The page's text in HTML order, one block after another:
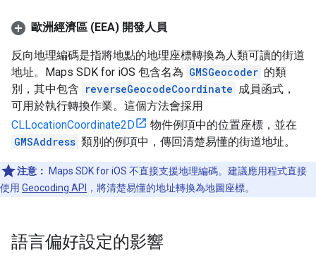
歐洲經濟區 (EEA) 開發人員
反向地理編碼是指將地點的地理座標轉換為人類可讀的街道
地址。Maps SDK for iOS 包含名為 GMSGeocoder 的類
別，其中包含 reverseGeocodeCoordinate 成員函式，
可用於執行轉換作業。這個方法會採用
CLLocationCoordinate2D
物件例項中的位置座標，並在
GMSAddress 類別的例項中，傳回清楚易懂的街道地址。
注意：
Maps SDK for iOS 不直接支援地理編碼。建議應用程式直接
使用 Geocoding API ，將清楚易懂的地址轉換為地圖座標。
語言偏好設定的影響